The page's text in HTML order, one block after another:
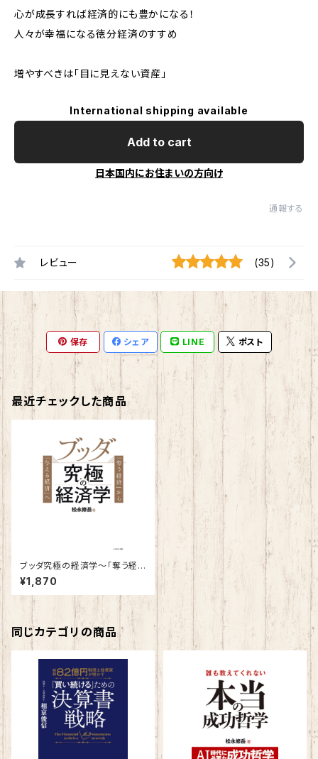
心が成長すれば経済的にも豊かになる！
人々が幸福になる徳分経済のすすめ
増やすべきは「目に見えない資産」
International shipping available
Add to cart
日本国内にお住まいの方向け
通報する
レビュー (35)
保存 シェア LINE ポスト
最近チェックした商品
ブッダ究極の経済学～「奪う経
済」から「与える経済」へ
¥1,870
同じカテゴリの商品